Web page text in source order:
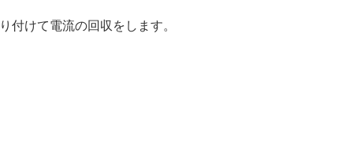
けて電流の回収をします。